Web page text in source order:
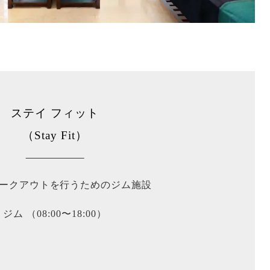
ステイ フィット
（Stay Fit）
クアウトを行うためのジム施設
ジム （08:00〜18:00）